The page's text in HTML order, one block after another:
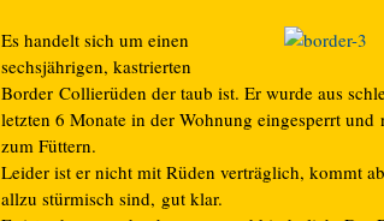
Es handelt sich um einen
sechsjährigen, kastrierten
Border Collierüden der taub ist. Er wurde aus
letzten 6 Monate in der Wohnung eingesperrt
zum Füttern.
Leider ist er nicht mit Rüden verträglich, kommt
allzu stürmisch sind, gut klar.